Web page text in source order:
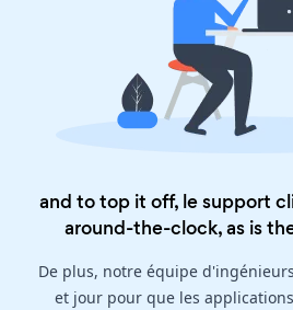
and to top it off, le support
around-the-clock, as is
De plus, notre équipe
et jour pour que les